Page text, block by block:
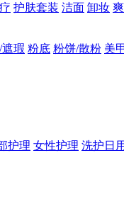
护肤套装 洁面 卸妆
遮瑕 粉底 粉饼/散粉 美
护理 女性护理 洗护日